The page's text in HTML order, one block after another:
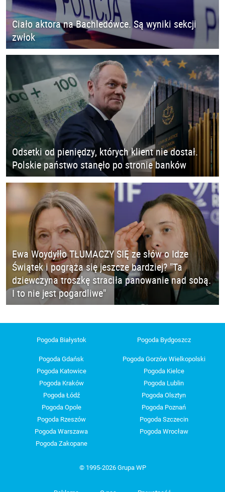
Ciało aktora na Bachledówce. Są wyniki sekcji
zwłok
Odsetki od pieniędzy, których klient nie dostał.
Polskie państwo stanęło po stronie banków
Ewa Woydyłło TŁUMACZY SIĘ ze słów o Idze
Świątek i pogrąża się jeszcze bardziej? "Ta
dziewczyna troszkę straciła panowanie nad sobą.
I to nie jest pogardliwe"
Pogoda Białystok Pogoda Bydgoszcz
Pogoda Gdańsk
Pogoda Gorzów Wielkopolski
Pogoda Katowice
Pogoda Kielce
Pogoda Kraków
Pogoda Lublin
Pogoda Łódź
Pogoda Olsztyn
Pogoda Opole
Pogoda Poznań
Pogoda Rzeszów
Pogoda Szczecin
Pogoda Warszawa
Pogoda Wrocław
Pogoda Zakopane
© 1995-2026 Grupa WP